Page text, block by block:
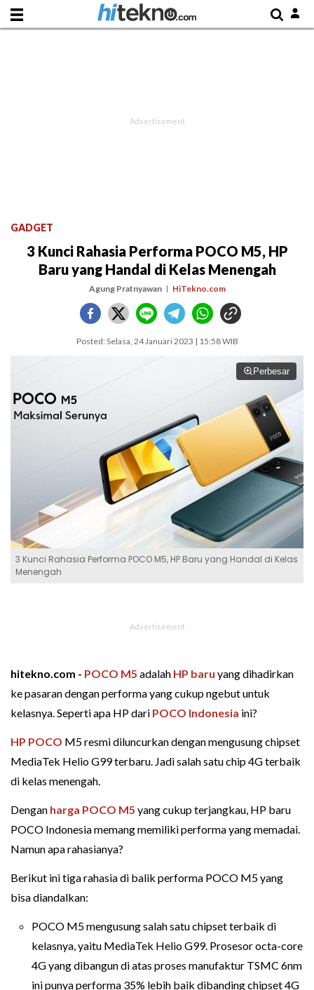
GADGET
3 Kunci Rahasia Performa POCO M5, HP
Baru yang Handal di Kelas Menengah
Agung Pratnyawan HiTekno.com
Posted: Selasa, 24 Januari 2023 | 15:58 WIB
Perbesar
3 Kunci Rahasia Performa POCO M5, HP Baru yang Handal di Kelas
Menengah
hitekno.com - POCO M5 adalah HP baru yang dihadirkan
ke pasaran dengan performa yang cukup ngebut untuk
kelasnya. Seperti apa HP dari POCO Indonesia ini?
HP POCO M5 resmi diluncurkan dengan mengusung chipset
MediaTek Helio G99 terbaru. Jadi salah satu chip 4G terbaik
di kelas menengah.
Dengan harga POCO M5 yang cukup terjangkau, HP baru
POCO Indonesia memang memiliki performa yang memadai.
Namun apa rahasianya?
Berikut ini tiga rahasia di balik performa POCO M5 yang
bisa diandalkan:
POCO M5 mengusung salah satu chipset terbaik di
kelasnya, yaitu MediaTek Helio G99. Prosesor octa-core
4G yang dibangun di atas proses manufaktur TSMC 6nm
ini punya performa 35% lebih baik dibanding chipset 4G